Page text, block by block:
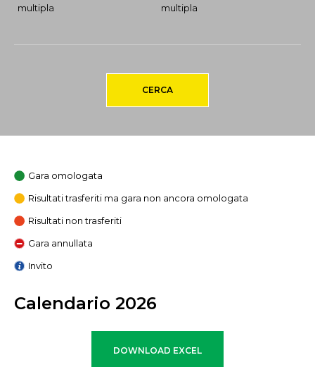
multipla multipla
CERCA
Gara omologata
Risultati trasferiti ma gara non ancora omologata
Risultati non trasferiti
Gara annullata
Invito
Calendario 2026